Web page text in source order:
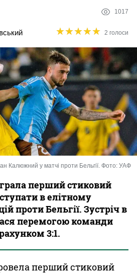
2 ліга
Різне
Букмекери
Казино
1017
★★★★★
★★★★★ 2 голоси
Калюжний у матчі проти Бельгії. Фото: УАФ
перший стиковий
в елітному
проти Бельгії. Зустріч в
перемогою команди
3:1.
перший стиковий